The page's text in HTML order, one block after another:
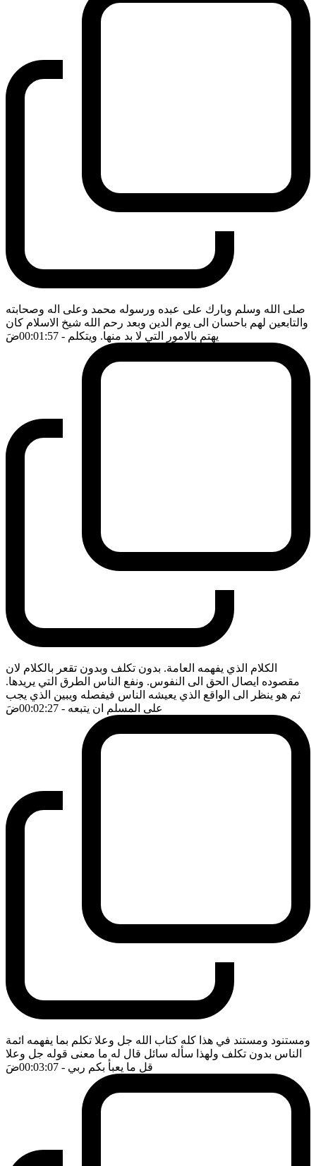
صلى الله وسلم وبارك على عبده ورسوله محمد وعلى اله وصحابته
والتابعين لهم باحسان الى يوم الدين وبعد رحم الله شيخ الاسلام كان
يهتم بالامور التي لا بد منها. ويتكلم - 00:01:57 ضَ
الكلام الذي يفهمه العامة. بدون تكلف وبدون تقعر بالكلام لان
مقصوده ايصال الحق الى النفوس. ونفع الناس الطرق التي يريدها.
ثم هو ينظر الى الواقع الذي يعيشه الناس فيفصله ويبين الذي يجب
على المسلم ان يتبعه - 00:02:27 ضَ
ومستنود ومستند في هذا كله كتاب الله جل وعلا تكلم بما يفهمه ائمة
الناس بدون تكلف ولهذا سأله سائل قال له ما معنى قوله جل وعلا
قل ما يعبأ بكم ربي - 00:03:07 ضَ